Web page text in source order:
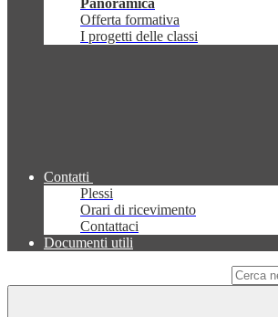
Panoramica
Offerta formativa
I progetti delle classi
Contatti
Plessi
Orari di ricevimento
Contattaci
Documenti utili